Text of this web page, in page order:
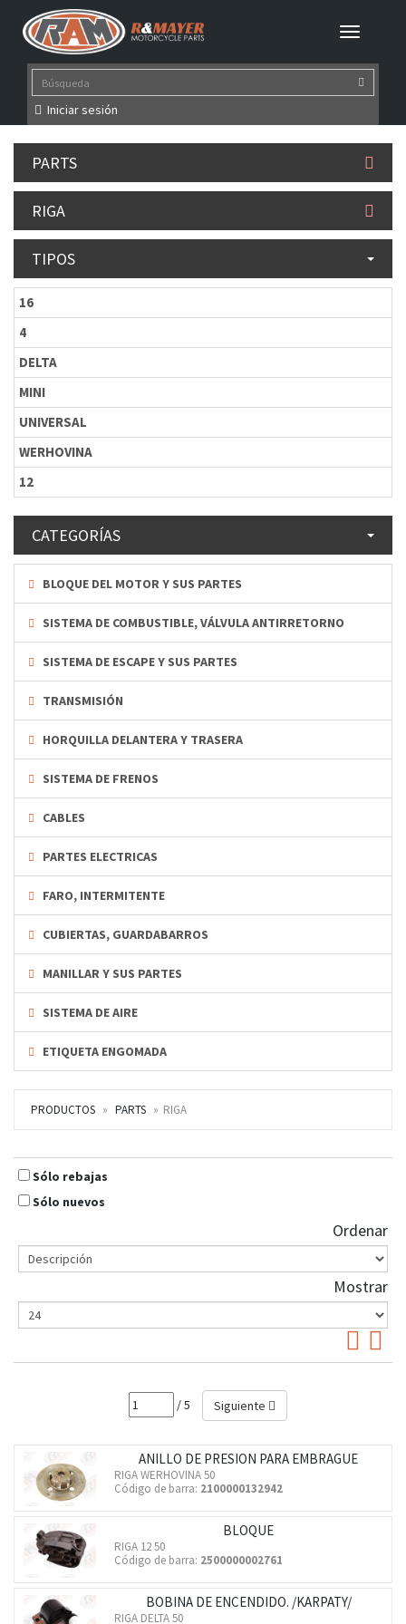
Iniciar sesión
PARTS
RIGA
TIPOS
16
4
DELTA
MINI
UNIVERSAL
WERHOVINA
12
CATEGORÍAS
BLOQUE DEL MOTOR Y SUS PARTES
SISTEMA DE COMBUSTIBLE, VÁLVULA ANTIRRETORNO
SISTEMA DE ESCAPE Y SUS PARTES
TRANSMISIÓN
HORQUILLA DELANTERA Y TRASERA
SISTEMA DE FRENOS
CABLES
PARTES ELECTRICAS
FARO, INTERMITENTE
CUBIERTAS, GUARDABARROS
MANILLAR Y SUS PARTES
SISTEMA DE AIRE
ETIQUETA ENGOMADA
PRODUCTOS PARTS RIGA
Sólo rebajas
Sólo nuevos
Ordenar
Mostrar
/ 5 Siguiente
ANILLO DE PRESION PARA EMBRAGUE
RIGA WERHOVINA 50
Código de barra: 2100000132942
BLOQUE
RIGA 12 50
Código de barra: 2500000002761
BOBINA DE ENCENDIDO. /KARPATY/
RIGA DELTA 50